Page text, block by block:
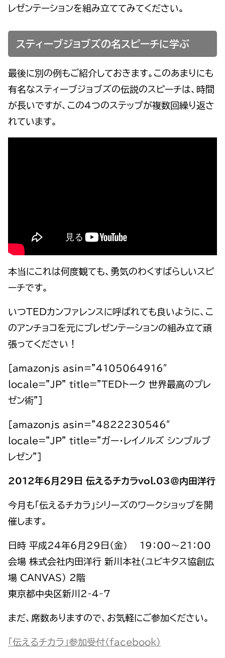
レゼンテーションを組み立ててみてください。
スティーブジョブズの名スピーチに学ぶ
最後に別の例もご紹介しておきます。このあまりにも
有名なスティーブジョブズの伝説のスピーチは、時間
が長いですが、この４つのステップが複数回繰り返さ
れています。
本当にこれは何度観ても、勇気のわくすばらしいスピ
ーチです。
いつTEDカンファレンスに呼ばれても良いように、こ
のアンチョコを元にプレゼンテーションの組み立て頑
張ってください！
[amazonjs asin=”4105064916″
locale=”JP” title=”TEDトーク 世界最高のプレ
ゼン術”]
[amazonjs asin=”4822230546″
locale=”JP” title=”ガー・レイノルズ シンプルプ
レゼン”]
2012年６月２９日 伝えるチカラvol.03＠内田洋行
今月も「伝えるチカラ」シリーズのワークショップを開
催します。
日時 平成24年6月29日（金） 19：00～21：00
会場 株式会社内田洋行 新川本社（ユビキタス協創広
場 CANVAS） 2階
東京都中央区新川2-4-7
まだ、席数ありますので、お気軽にご参加ください。
「伝えるチカラ」参加受付（facebook）